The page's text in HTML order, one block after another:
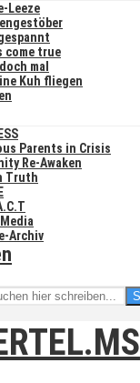
Leeze
come true
mal
Kuh fliegen
Parents in Crisis
Re-Awaken
Truth
Archiv